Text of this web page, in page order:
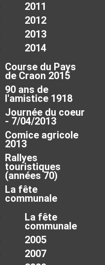
2011
2012
2013
2014
Course du Pays
de Craon 2015
90 ans de
l'amistice 1918
Journée du coeur
- 7/04/2013
Comice agricole
2013
Rallyes
touristiques
(années 70)
La fête
communale
La fête
communale
2005
2007